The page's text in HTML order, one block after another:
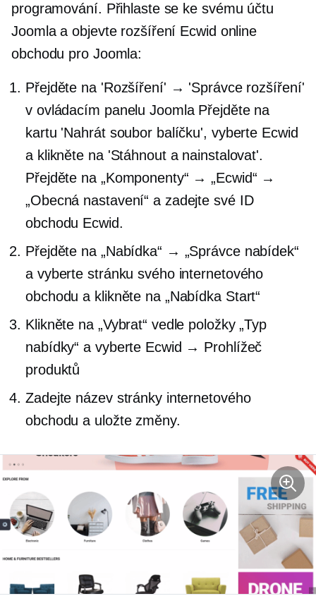
programování. Přihlaste se ke svému účtu
Joomla a objevte rozšíření Ecwid online
obchodu pro Joomla:
Přejděte na 'Rozšíření' → 'Správce rozšíření'
v ovládacím panelu Joomla Přejděte na
kartu 'Nahrát soubor balíčku', vyberte Ecwid
a klikněte na 'Stáhnout a nainstalovat'.
Přejděte na „Komponenty“ → „Ecwid“ →
„Obecná nastavení“ a zadejte své ID
obchodu Ecwid.
Přejděte na „Nabídka“ → „Správce nabídek“
a vyberte stránku svého internetového
obchodu a klikněte na „Nabídka Start“
Klikněte na „Vybrat“ vedle položky „Typ
nabídky“ a vyberte Ecwid → Prohlížeč
produktů
Zadejte název stránky internetového
obchodu a uložte změny.